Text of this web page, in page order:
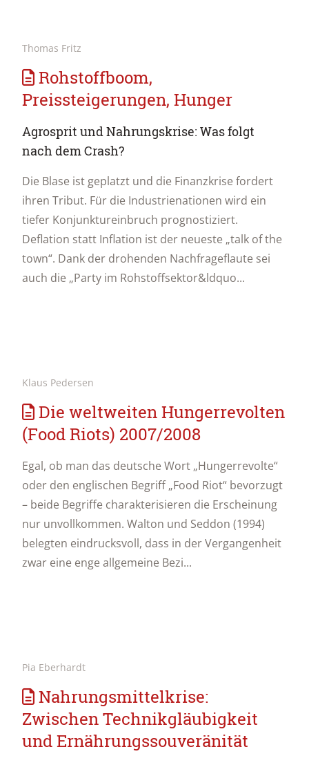
Thomas Fritz
Rohstoffboom,
Preissteigerungen, Hunger
Agrosprit und Nahrungskrise: Was folgt
nach dem Crash?
Die Blase ist geplatzt und die Finanzkrise fordert
ihren Tribut. Für die Industrienationen wird ein
tiefer Konjunktureinbruch prognostiziert.
Deflation statt Inflation ist der neueste „talk of the
town“. Dank der drohenden Nachfrageflaute sei
auch die „Party im Rohstoffsektor&ldquo...
Klaus Pedersen
Die weltweiten Hungerrevolten
(Food Riots) 2007/2008
Egal, ob man das deutsche Wort „Hungerrevolte“
oder den englischen Begriff „Food Riot“ bevorzugt
– beide Begriffe charakterisieren die Erscheinung
nur unvollkommen. Walton und Seddon (1994)
belegten eindrucksvoll, dass in der Vergangenheit
zwar eine enge allgemeine Bezi...
Pia Eberhardt
Nahrungsmittelkrise:
Zwischen Technikgläubigkeit
und Ernährungssouveränität